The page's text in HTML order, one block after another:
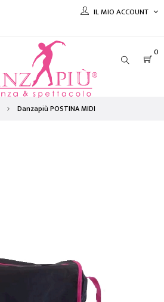
IL MIO ACCOUNT
0
Danzapiù POSTINA MIDI